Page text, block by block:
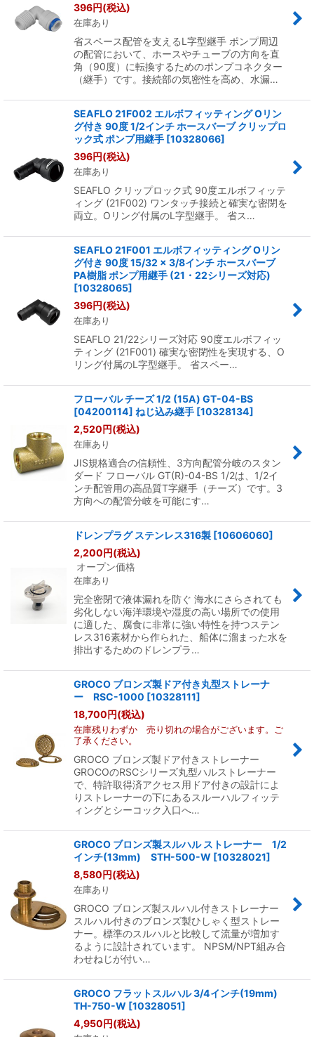
396円(税込)
在庫あり
省スペース配管を支えるL字型継手 ポンプ周辺
の配管において、ホースやチューブの方向を直
角（90度）に転換するためのポンプコネクター
（継手）です。接続部の気密性を高め、水漏…
SEAFLO 21F002 エルボフィッティング Oリン
グ付き 90度 1/2インチ ホースバーブ クリップロ
ック式 ポンプ用継手 [10328066]
396円(税込)
在庫あり
SEAFLO クリップロック式 90度エルボフィッテ
ィング (21F002) ワンタッチ接続と確実な密閉を
両立。Oリング付属のL字型継手。 省ス…
SEAFLO 21F001 エルボフィッティング Oリン
グ付き 90度 15/32 × 3/8インチ ホースバーブ
PA樹脂 ポンプ用継手 (21・22シリーズ対応)
[10328065]
396円(税込)
在庫あり
SEAFLO 21/22シリーズ対応 90度エルボフィッ
ティング (21F001) 確実な密閉性を実現する、O
リング付属のL字型継手。 省スペー…
フローバル チーズ 1/2 (15A) GT-04-BS
[04200114] ねじ込み継手 [10328134]
2,520円(税込)
在庫あり
JIS規格適合の信頼性、3方向配管分岐のスタン
ダード フローバル GT(R)-04-BS 1/2は、1/2イ
ンチ配管用の高品質T字継手（チーズ）です。3
方向への配管分岐を可能にす…
ドレンプラグ ステンレス316製 [10606060]
2,200円(税込)
オープン価格
在庫あり
完全密閉で液体漏れを防ぐ 海水にさらされても
劣化しない海洋環境や湿度の高い場所での使用
に適した、腐食に非常に強い特性を持つステン
レス316素材から作られた、船体に溜まった水を
排出するためのドレンプラ…
GROCO ブロンズ製ドア付き丸型ストレーナ
ー RSC-1000 [10328111]
18,700円(税込)
在庫残りわずか 売り切れの場合がございます。ご
了承ください。
GROCO ブロンズ製ドア付きストレーナー
GROCOのRSCシリーズ丸型ハルストレーナー
で、特許取得済アクセス用ドア付きの設計によ
りストレーナーの下にあるスルーハルフィッテ
ィングとシーコック入口へ…
GROCO ブロンズ製スルハル ストレーナー 1/2
インチ(13mm) STH-500-W [10328021]
8,580円(税込)
在庫あり
GROCO ブロンズ製スルハル付きストレーナー
スルハル付きのブロンズ製ひしゃく型ストレー
ナー。標準のスルハルと比較して流量が増加す
るように設計されています。 NPSM/NPT組み合
わせねじが付い…
GROCO フラットスルハル 3/4インチ(19mm)
TH-750-W [10328051]
4,950円(税込)